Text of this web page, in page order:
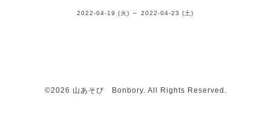
2022-04-19 (火) ～ 2022-04-23 (土)
©2026 山あそび Bonbory. All Rights Reserved.